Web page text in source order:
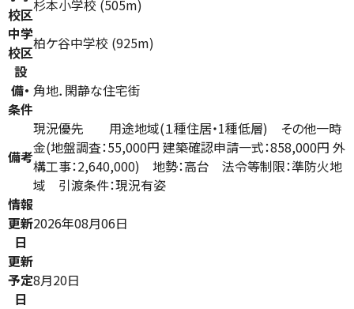
校区杉本小学校 (505m)
中学
校区柏ケ谷中学校 (925m)
設
備・
条件
角地．閑静な住宅街
備考
現況優先 用途地域(１種住居・1種低層) その他一時
金(地盤調査：55,000円 建築確認申請一式：858,000円 外
構工事：2,640,000) 地勢：高台 法令等制限：準防火地
域 引渡条件：現況有姿
情報
更新
日
2026年08月06日
更新
予定
日
8月20日